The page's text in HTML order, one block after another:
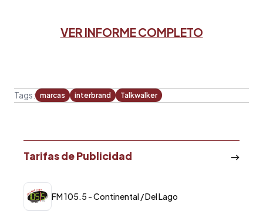
VER INFORME COMPLETO
Tags: marcas interbrand Talkwalker
Tarifas de Publicidad
FM 105.5 - Continental / Del Lago